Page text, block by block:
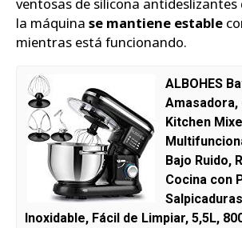
la máquina se mantiene estable
mientras está funcionando.
ALBOHES
Amasadora,
Kitchen
Bajo Ruido,
Cocina con
Inoxidable, Fácil de Limpiar, 5,5L,